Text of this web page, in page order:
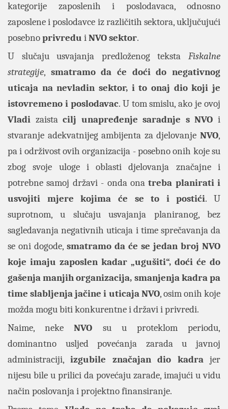
kategorije zaposlenih i poslodavaca, odnosno
zaposlene i poslodavce iz različitih sektora, uključujući
posebnoprivredu iNVO sektor.
U slučaju usvajanja predloženog teksta Fiskalne
strategije, smatramo da će doći do negativnog
uticaja na nevladin sektor, i to onaj dio koji je
istovremeno i poslodavac. U tom smislu, ako je ovoj
Vladi zaistacilj unapređenje saradnje s NVO i
stvaranje adekvatnijeg ambijenta za djelovanje NVO,
pa i održivost ovih organizacija - posebno onih koje su
zbog svoje uloge i oblasti djelovanja značajne i
potrebne samoj državi - onda onatreba planirati i
usvojiti mjere kojima će se to i postići. U
suprotnom, u slučaju usvajanja planiranog, bez
sagledavanja negativnih uticaja i time sprečavanja da
se oni dogode, smatramo da će se jedan broj NVO
koje imaju zaposlen kadar „ugušiti“, doći će do
gašenja manjih organizacija, smanjenja kadra pa
time slabljenja jačine i uticaja NVO, osim onih koje
možda mogu biti konkurentne i državi i privredi.
Naime, nekeNVO su u proteklom periodu,
dominantno usljed povećanja zarada u javnoj
administraciji,izgubile značajan dio kadrajer
nijesu bile u prilici da povećaju zarade, imajući u vidu
način poslovanja i projektno finansiranje.